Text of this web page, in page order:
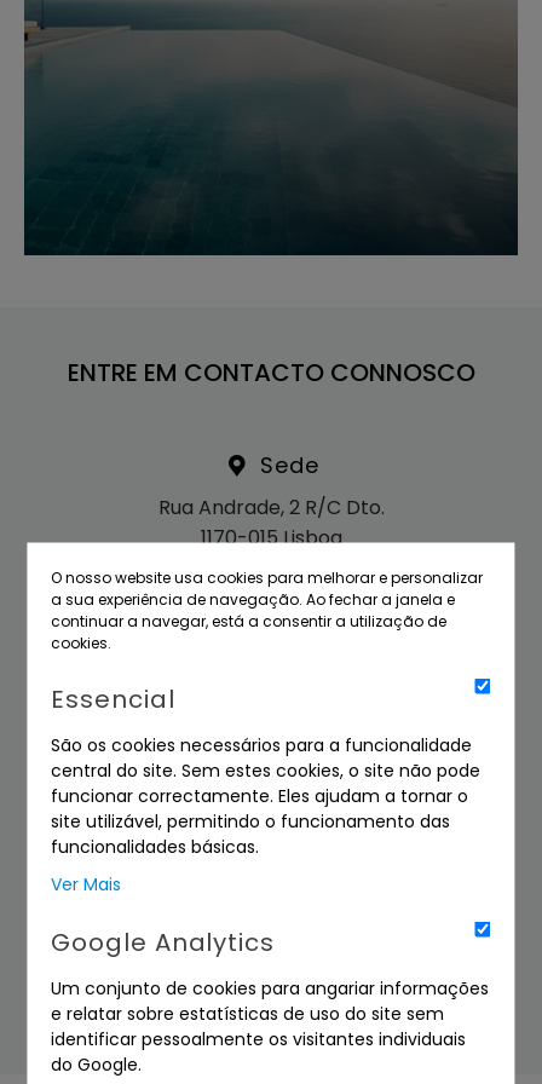
O nosso website usa cookies para melhorar e personalizar
a sua experiência de navegação. Ao fechar a janela e
continuar a navegar, está a consentir a utilização de
cookies.
Essencial
São os cookies necessários para a funcionalidade
central do site. Sem estes cookies, o site não pode
funcionar correctamente. Eles ajudam a tornar o
site utilizável, permitindo o funcionamento das
funcionalidades básicas.
Ver Mais
Google Analytics
Um conjunto de cookies para angariar informações
e relatar sobre estatísticas de uso do site sem
identificar pessoalmente os visitantes individuais
do Google.
ENTRE EM CONTACTO CONNOSCO
Sede
Rua Andrade, 2 R/C Dto.
1170-015 Lisboa
Escritório e Armazém
1495-687 Cruz Quebrada
Chamada para rede fixa
nacional
Tel: (+351) 21 812 23 84
Email
info@cparaiso.pt